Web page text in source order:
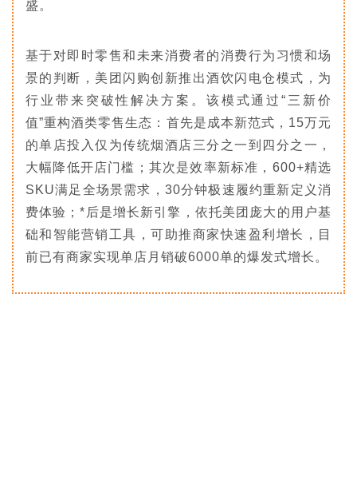
盛。
基于对即时零售和未来消费者的消费行为习惯和场
景的判断，美团闪购创新推出酒饮闪电仓模式，为
行业带来突破性解决方案。该模式通过“三新价
值”重构酒类零售生态：首先是成本新范式，15万元
的单店投入仅为传统烟酒店三分之一到四分之一，
大幅降低开店门槛；其次是效率新标准，600+精选
SKU满足全场景需求，30分钟极速履约重新定义消
费体验；*后是增长新引擎，依托美团庞大的用户基
础和智能营销工具，可助推商家快速盈利增长，目
前已有商家实现单店月销破6000单的爆发式增长。